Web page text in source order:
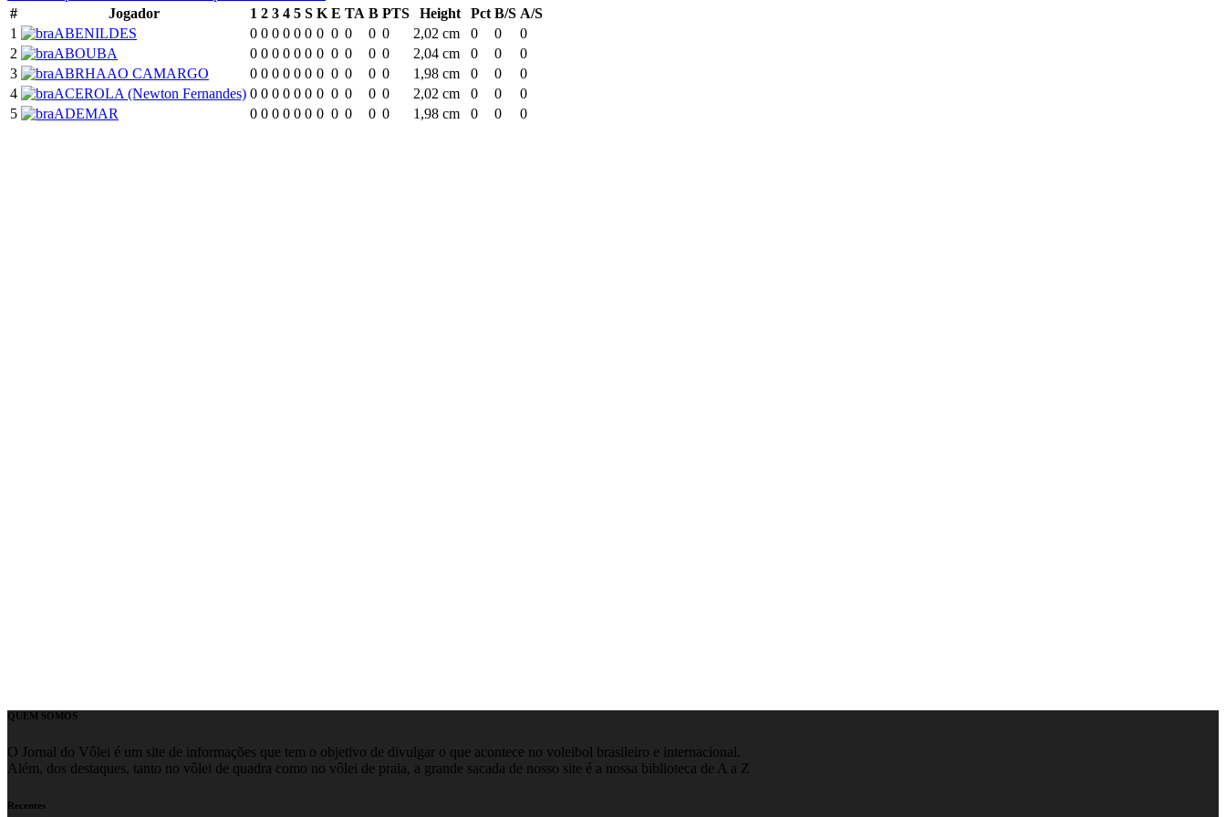
#
Jogador 1 2 3 4 5 S K E TA B PTS Height Pct B/S A/S
1
ABENILDES 0 0 0 0 0 0 0 0 0 0 0 2,02 cm 0 0
0
2
ABOUBA 0 0 0 0 0 0 0 0 0 0 0 2,04 cm 0 0
0
3
ABRHAAO CAMARGO 0 0 0 0 0 0 0 0 0 0 0 1,98 cm 0 0
0
4
ACEROLA (Newton Fernandes) 0 0 0 0 0 0 0 0 0 0 0 2,02 cm 0 0
0
5
ADEMAR 0 0 0 0 0 0 0 0 0 0 0 1,98 cm 0 0 0
QUEM SOMOS
O Jornal do Vôlei é um site de informações que tem o objetivo de divulgar o que acontece no voleibol brasileiro e internacional.
Além, dos destaques, tanto no vôlei de quadra como no vôlei de praia, a grande sacada de nosso site é a nossa biblioteca de A a Z
Recentes